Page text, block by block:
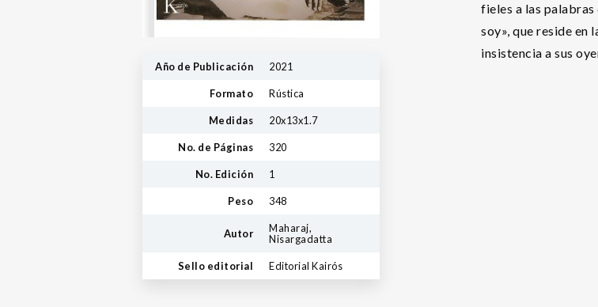
Año de Publicación 2021
Formato Rústica
Medidas 20x13x1.7
No. de Páginas 320
No. Edición 1
Peso 348
Autor
Maharaj,
Nisargadatta
Sello editorial Editorial Kairós
fieles a las
soy», que reside en
insistencia a sus